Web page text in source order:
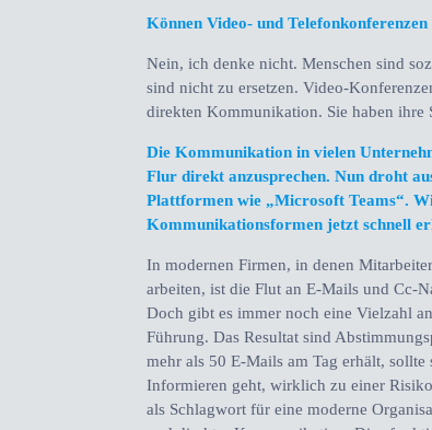
Können Video- und
Nein, ich denke nicht. Menschen sind
sind nicht zu ersetzen. Video-
direkten Kommunikation. Sie haben ihre
Die Kommunikation in vielen
Flur direkt anzusprechen. Nun droht
Plattformen wie „Microsoft Teams“.
Kommunikationsformen jetzt schnell
In modernen Firmen, in denen
arbeiten, ist die Flut an E-Mails und Cc-
Doch gibt es immer noch eine Vielzahl
Führung. Das Resultat sind
mehr als 50 E-Mails am Tag erhält,
Informieren geht, wirklich zu einer
als Schlagwort für eine moderne